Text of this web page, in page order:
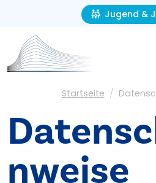
Second Jugend &
Startseite
nweise